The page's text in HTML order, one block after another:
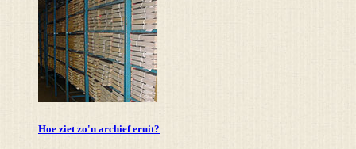
Hoe ziet zo'n archief eruit?